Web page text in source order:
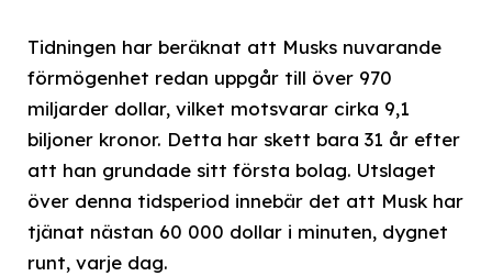
Tidningen har beräknat att Musks nuvarande
förmögenhet redan uppgår till över 970
miljarder dollar, vilket motsvarar cirka 9,1
biljoner kronor. Detta har skett bara 31 år efter
att han grundade sitt första bolag. Utslaget
över denna tidsperiod innebär det att Musk har
tjänat nästan 60 000 dollar i minuten, dygnet
runt, varje dag.